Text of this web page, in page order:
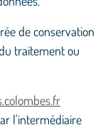
de conservation
traitement ou
l'intermédiaire